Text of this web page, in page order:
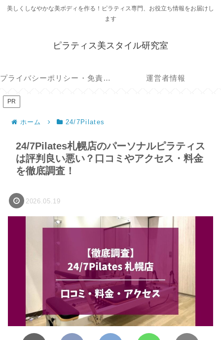
美しくしなやかな美ボディを作る！ピラティス専門、お役立ち情報をお届けし
ます
ピラティス美スタイル研究室
プライバシーポリシー・免責事項 運営者情報
PR
ホーム 24/7Pilates
24/7Pilates札幌店のパーソナルピラティス
は評判良い悪い？口コミやアクセス・料金
を徹底調査！
2026.05.19